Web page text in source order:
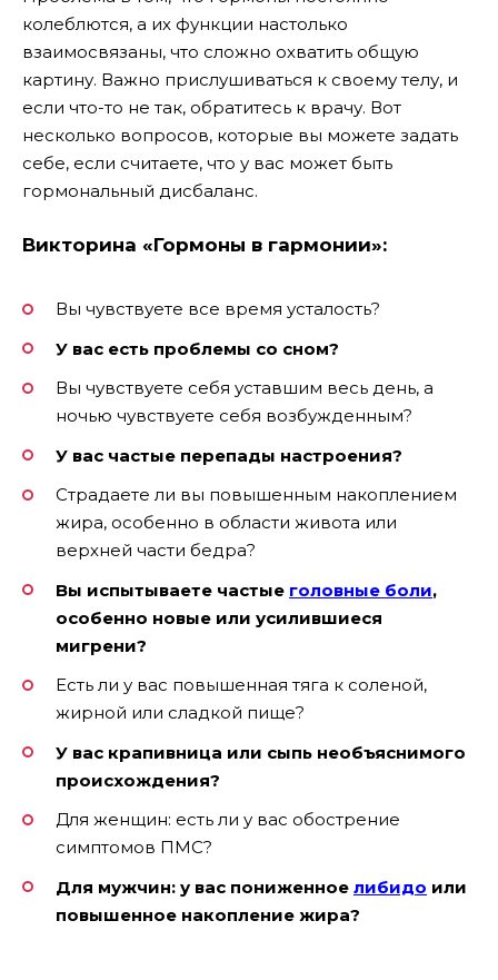
колеблются, а их функции настолько
взаимосвязаны, что сложно охватить общую
картину. Важно прислушиваться к своему телу, и
если что-то не так, обратитесь к врачу. Вот
несколько вопросов, которые вы можете задать
себе, если считаете, что у вас может быть
гормональный дисбаланс.
Викторина «Гормоны в гармонии»:
Вы чувствуете все время усталость?
У вас есть проблемы со сном?
Вы чувствуете себя уставшим весь день, а
ночью чувствуете себя возбужденным?
У вас частые перепады настроения?
Страдаете ли вы повышенным накоплением
жира, особенно в области живота или
верхней части бедра?
Вы испытываете частые головные боли,
особенно новые или усилившиеся
мигрени?
Есть ли у вас повышенная тяга к соленой,
жирной или сладкой пище?
У вас крапивница или сыпь необъяснимого
происхождения?
Для женщин: есть ли у вас обострение
симптомов ПМС?
Для мужчин: у вас пониженное либидо или
повышенное накопление жира?